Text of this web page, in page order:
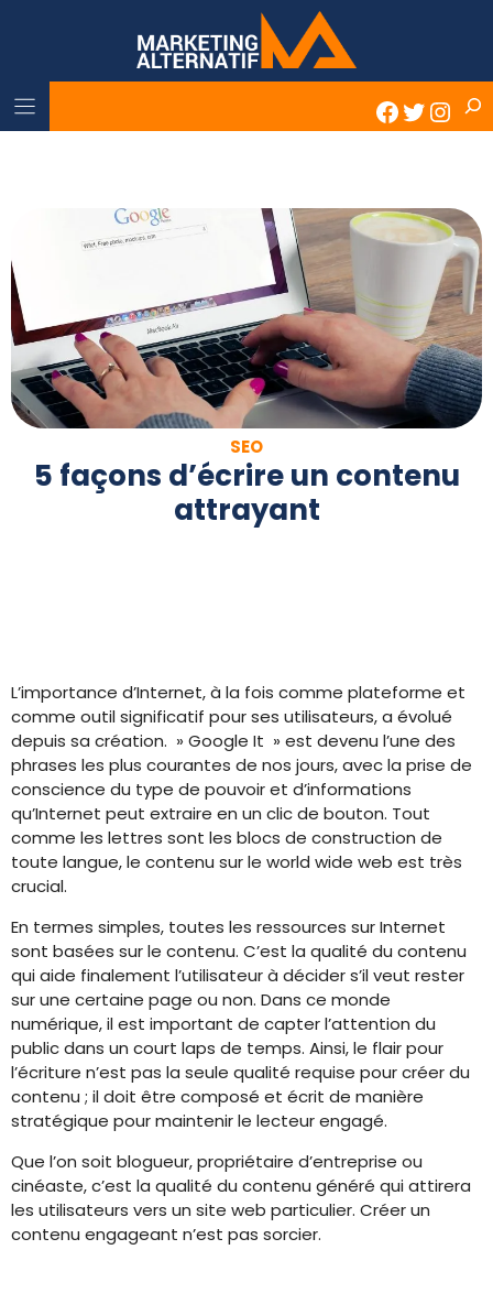
Twitter
SEO
5 façons d’écrire un contenu
attrayant
L’importance d’Internet, à la fois comme plateforme et
comme outil significatif pour ses utilisateurs, a évolué
depuis sa création. » Google It » est devenu l’une des
phrases les plus courantes de nos jours, avec la prise de
conscience du type de pouvoir et d’informations
qu’Internet peut extraire en un clic de bouton. Tout
comme les lettres sont les blocs de construction de
toute langue, le contenu sur le world wide web est très
crucial.
En termes simples, toutes les ressources sur Internet
sont basées sur le contenu. C’est la qualité du contenu
qui aide finalement l’utilisateur à décider s’il veut rester
sur une certaine page ou non. Dans ce monde
numérique, il est important de capter l’attention du
public dans un court laps de temps. Ainsi, le flair pour
l’écriture n’est pas la seule qualité requise pour créer du
contenu ; il doit être composé et écrit de manière
stratégique pour maintenir le lecteur engagé.
Que l’on soit blogueur, propriétaire d’entreprise ou
cinéaste, c’est la qualité du contenu généré qui attirera
les utilisateurs vers un site web particulier. Créer un
contenu engageant n’est pas sorcier.